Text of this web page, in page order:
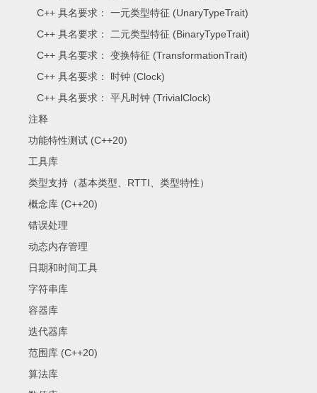
C++ 具名要求： 一元类型特征 (UnaryTypeTrait)
C++ 具名要求： 二元类型特征 (BinaryTypeTrait)
C++ 具名要求： 变换特征 (TransformationTrait)
C++ 具名要求： 时钟 (Clock)
C++ 具名要求： 平凡时钟 (TrivialClock)
注释
功能特性测试 (C++20)
工具库
类型支持（基本类型、RTTI、类型特性）
概念库 (C++20)
错误处理
动态内存管理
日期和时间工具
字符串库
容器库
迭代器库
范围库 (C++20)
算法库